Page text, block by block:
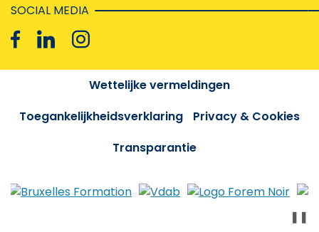
SOCIAL MEDIA
Wettelijke vermeldingen
Toegankelijkheidsverklaring
Privacy & Cookies
Transparantie
❚❚